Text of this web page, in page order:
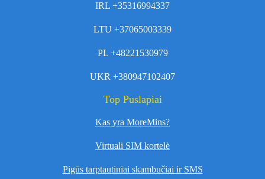
IRL +35316994337
LTU +37065003339
PL +48221530979
UKR +380947102407
Top Puslapiai
Kas yra MoreMins?
Virtuali SIM kortelė
Pigūs tarptautiniai skambučiai ir SMS